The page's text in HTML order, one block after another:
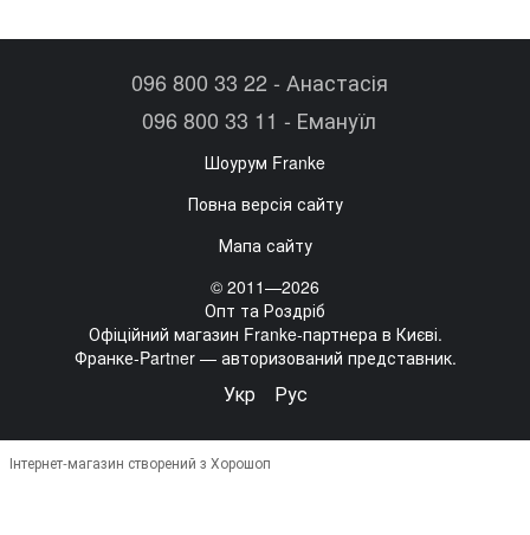
096 800 33 22 - Анастасія
096 800 33 11 - Емануїл
Шоурум Franke
Повна версія сайту
Мапа сайту
© 2011—2026
Опт та Роздріб
Офіційний магазин Franke-партнера в Києві.
Франке-Partner — авторизований представник.
Укр Рус
Інтернет-магазин створений з Хорошоп